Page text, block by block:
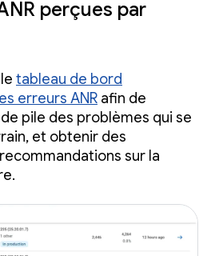
perçues par
tableau de bord
erreurs ANR afin de
pile des problèmes qui se
et obtenir des
sur la